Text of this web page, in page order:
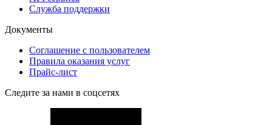
Служба поддержки
Документы
Соглашение с пользователем
Правила оказания услуг
Прайс-лист
Следите за нами в соцсетях